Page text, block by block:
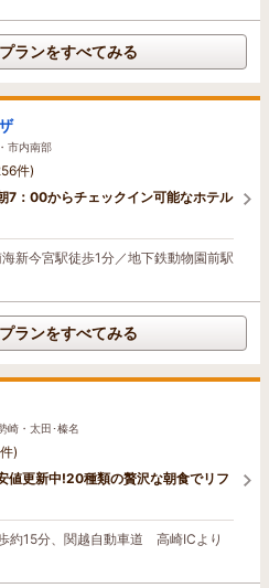
ランをすべてみる
市内南部
件)
7：00からチェックイン可能なホテル
新今宮駅徒歩1分／地下鉄動物園前駅
ランをすべてみる
崎・太田･榛名
)
値更新中!20種類の贅沢な朝食でリフ
約15分、関越自動車道 高崎ICより